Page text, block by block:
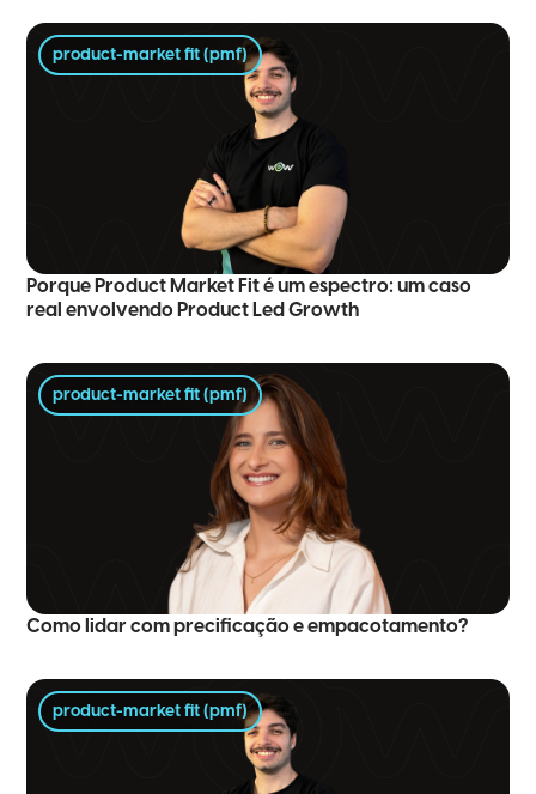
product-market fit (pmf)
Porque Product Market Fit é um espectro: um caso
real envolvendo Product Led Growth
product-market fit (pmf)
Como lidar com precificação e empacotamento?
product-market fit (pmf)